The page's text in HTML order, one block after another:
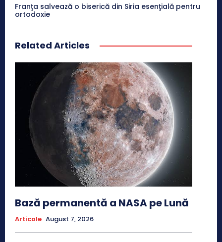
Franţa salvează o biserică din Siria esenţială pentru
ortodoxie
Related Articles
Bază permanentă a NASA pe Lună
Articole August 7, 2026